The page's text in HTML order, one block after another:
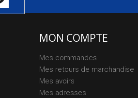
MON COMPTE
Mes commandes
Mes retours de marchandise
Mes avoirs
Mes adresses